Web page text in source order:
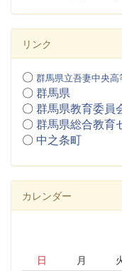
リンク
〇 群馬県立吾妻中央
〇 群馬県
〇 群馬県教育委員
〇 群馬県総合教育
〇 中之条町
カレンダー
日 月